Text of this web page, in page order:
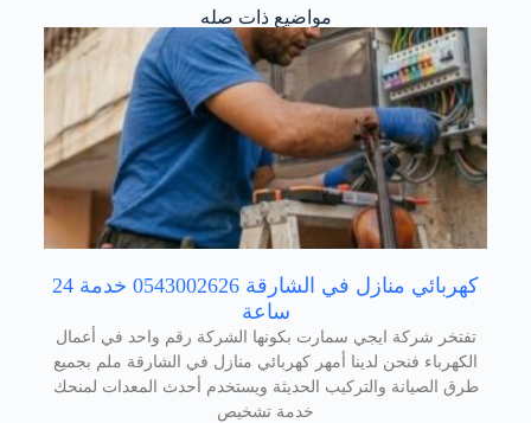
مواضيع ذات صله
كهربائي منازل في الشارقة 0543002626 خدمة 24
ساعة
تفتخر شركة ايجي سمارت بكونها الشركة رقم واحد في أعمال
الكهرباء فنحن لدينا أمهر كهربائي منازل في الشارقة ملم بجميع
طرق الصيانة والتركيب الحديثة ويستخدم أحدث المعدات لمنحك
خدمة تشخيص